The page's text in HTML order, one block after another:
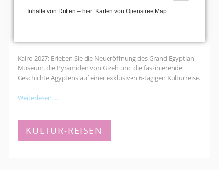
Dessau:
&
Luther
Kairo – Glanzlichter einer uralten
Kairo 2027: Erleben Sie die Neueröffnung des Grand Egyptian
Museum, die Pyramiden von Gizeh und die faszinierende
Geschichte Ägyptens auf einer exklusiven 6-tägigen Kulturreise.
Weiterlesen …Kairo
einer
uralten
KULTUR-REISEN
Inhalte von Dritten – hier: Karten von OpenstreetMap.